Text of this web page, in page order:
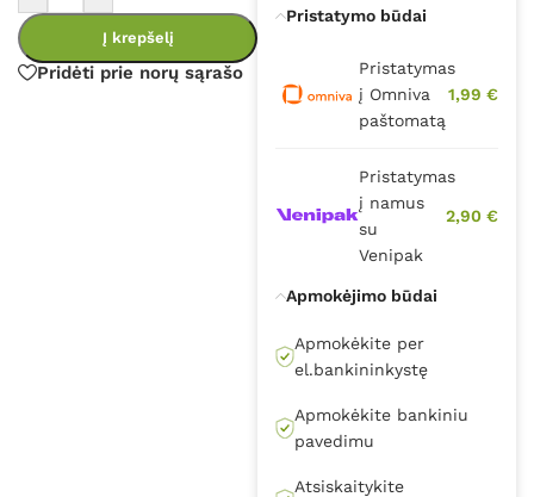
Į krepšelį
Pridėti prie norų sąrašo
Pristatymo būdai
Pristatymas
į Omniva
paštomatą
1,99 €
Pristatymas
į namus
su
Venipak
2,90 €
Apmokėjimo būdai
Apmokėkite per
el.bankininkystę
Apmokėkite bankiniu
pavedimu
Atsiskaitykite